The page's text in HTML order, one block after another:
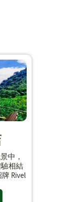
中，
相結
Rivel